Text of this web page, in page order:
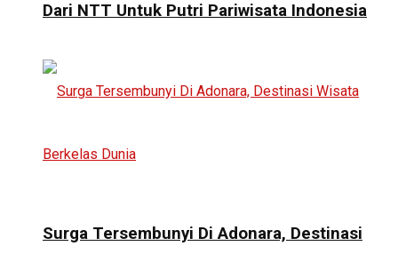
Dari NTT Untuk Putri Pariwisata Indonesia
Surga Tersembunyi Di Adonara, Destinasi